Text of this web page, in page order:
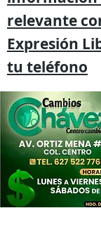
relevante
Expresión
tu teléfono